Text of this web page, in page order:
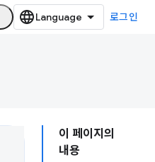
로그인
이 페이지의
내용